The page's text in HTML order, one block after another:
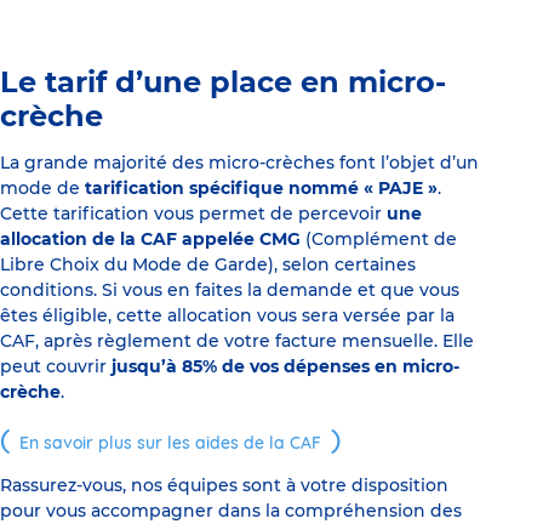
Le tarif d’une place en micro-
crèche
La grande majorité des micro-crèches font l’objet d’un
mode de tarification spécifique nommé « PAJE ».
Cette tarification vous permet de percevoir une
allocation de la CAF appelée CMG (Complément de
Libre Choix du Mode de Garde), selon certaines
conditions. Si vous en faites la demande et que vous
êtes éligible, cette allocation vous sera versée par la
CAF, après règlement de votre facture mensuelle. Elle
peut couvrir jusqu’à 85% de vos dépenses en micro-
crèche.
En savoir plus sur les aides de la CAF
Rassurez-vous, nos équipes sont à votre disposition
pour vous accompagner dans la compréhension des